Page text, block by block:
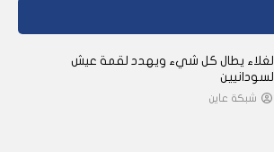
الغلاء يطال كل شيء ويهدد لقمة عيش
السودانيين
شبكة عاين